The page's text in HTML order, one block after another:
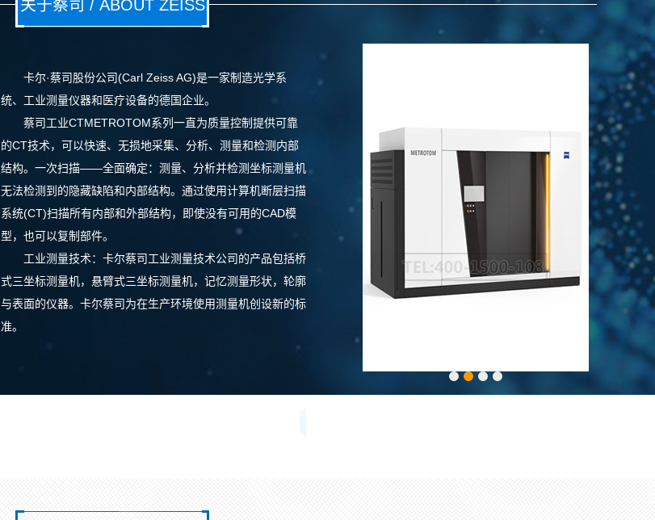
关于蔡司 / ABOUT ZEISS
卡尔·蔡司股份公司(Carl Zeiss AG)是一家制造光学系
统、工业测量仪器和医疗设备的德国企业。
蔡司工业CTMETROTOM系列一直为质量控制提供可靠
的CT技术，可以快速、无损地采集、分析、测量和检测内部
结构。一次扫描——全面确定：测量、分析并检测坐标测量机
无法检测到的隐藏缺陷和内部结构。通过使用计算机断层扫描
系统(CT)扫描所有内部和外部结构，即使没有可用的CAD模
型，也可以复制部件。
工业测量技术：卡尔蔡司工业测量技术公司的产品包括桥
式三坐标测量机，悬臂式三坐标测量机，记忆测量形状，轮廓
与表面的仪器。卡尔蔡司为在生产环境使用测量机创设新的标
准。